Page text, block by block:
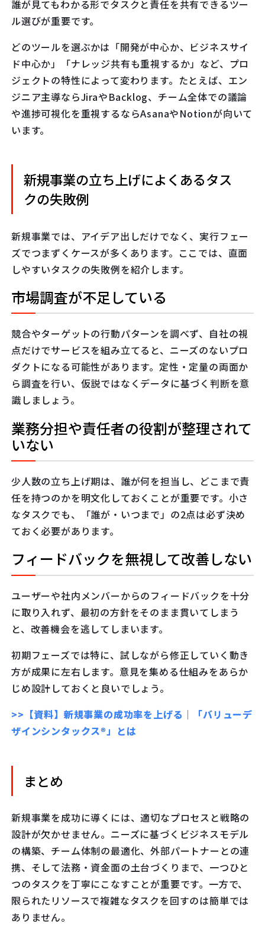
誰が見てもわかる形でタスクと責任を共有できるツー
ル選びが重要です。
どのツールを選ぶかは「開発が中心か、ビジネスサイ
ド中心か」「ナレッジ共有も重視するか」など、プロ
ジェクトの特性によって変わります。たとえば、エン
ジニア主導ならJiraやBacklog、チーム全体での議論
や進捗可視化を重視するならAsanaやNotionが向いて
います。
新規事業の立ち上げによくあるタス
クの失敗例
新規事業では、アイデア出しだけでなく、実行フェー
ズでつまずくケースが多くあります。ここでは、直面
しやすいタスクの失敗例を紹介します。
市場調査が不足している
競合やターゲットの行動パターンを調べず、自社の視
点だけでサービスを組み立てると、ニーズのないプロ
ダクトになる可能性があります。定性・定量の両面か
ら調査を行い、仮説ではなくデータに基づく判断を意
識しましょう。
業務分担や責任者の役割が整理されて
いない
少人数の立ち上げ期は、誰が何を担当し、どこまで責
任を持つのかを明文化しておくことが重要です。小さ
なタスクでも、「誰が・いつまで」の2点は必ず決め
ておく必要があります。
フィードバックを無視して改善しない
ユーザーや社内メンバーからのフィードバックを十分
に取り入れず、最初の方針をそのまま貫いてしまう
と、改善機会を逃してしまいます。
初期フェーズでは特に、試しながら修正していく動き
方が成果に左右します。意見を集める仕組みをあらか
じめ設計しておくと良いでしょう。
>>【資料】新規事業の成功率を上げる｜「バリューデ
ザインシンタックス®」とは
まとめ
新規事業を成功に導くには、適切なプロセスと戦略の
設計が欠かせません。ニーズに基づくビジネスモデル
の構築、チーム体制の最適化、外部パートナーとの連
携、そして法務・資金面の土台づくりまで、一つひと
つのタスクを丁寧にこなすことが重要です。一方で、
限られたリソースで複雑なタスクを回すのは簡単では
ありません。